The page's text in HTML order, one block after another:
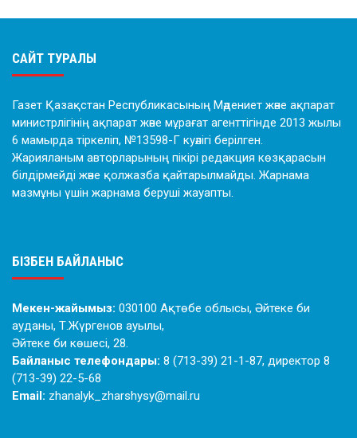
САЙТ ТУРАЛЫ
Газет Қазақстан Республикасының Мәдениет және ақпарат
министрлігінің ақпарат және мұрағат агенттігінде 2013 жылы
6 мамырда тіркеліп, №13598-Г куәлігі берілген.
Жарияланым авторларының пікірі редакция көзқарасын
білдірмейді және қолжазба қайтарылмайды. Жарнама
мазмұны үшін жарнама беруші жауапты.
БІЗБЕН БАЙЛАНЫС
Мекен-жайымыз: 030100 Ақтөбе облысы, Әйтеке би
ауданы, Т.Жүргенов ауылы,
Әйтеке би көшесі, 28.
Байланыс телефондары: 8 (713-39) 21-1-87, директор 8
(713-39) 22-5-68
Email: zhanalyk_zharshysy@mail.ru